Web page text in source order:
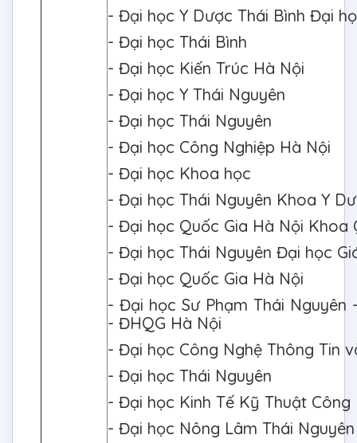
- Đại học Y Dược Thái Bình Đại
- Đại học Thái Bình
- Đại học Kiến Trúc Hà Nội
- Đại học Y Thái Nguyên
- Đại học Thái Nguyên
- Đại học Công Nghiệp Hà Nội
- Đại học Khoa học
- Đại học Thái Nguyên Khoa Y
- Đại học Quốc Gia Hà Nội Khoa
- Đại học Thái Nguyên Đại học
- Đại học Quốc Gia Hà Nội
- Đại học Sư Phạm Thái
- ĐHQG Hà Nội
- Đại học Công Nghệ Thông Tin
- Đại học Thái Nguyên
- Đại học Kinh Tế Kỹ Thuật Công
- Đại học Nông Lâm Thái